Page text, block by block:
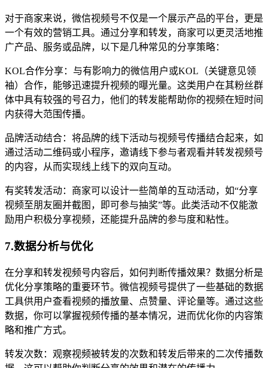
对于商家来说，微信视频号不仅是一个展示产品的平台，更是
一个有效的营销工具。通过分享和转发，商家可以更灵活地推
广产品、服务或品牌，以下是几种常见的分享策略：
KOL合作分享：与有影响力的微信用户或KOL（关键意见领
袖）合作，能够迅速提升视频的曝光量。这类用户在其粉丝群
体中具有较强的号召力，他们的转发能帮助你的视频在短时间
内获得大范围传播。
品牌活动结合：将品牌的线下活动与视频号传播结合起来，如
通过活动二维码或小程序，邀请线下参与者观看并转发视频号
的内容，从而实现线上线下的双向互动。
有奖转发活动：商家可以设计一些简单的互动活动，如“分享
视频至朋友圈并截图，即可参与抽奖”等。此类活动不仅能激
励用户积极分享视频，还能提升品牌的参与度和粘性。
7.数据分析与优化
在分享和转发视频号内容后，如何判断传播效果？数据分析是
优化分享策略的重要环节。微信视频号提供了一些基础的数据
工具供用户查看视频的播放量、点赞量、评论量等。通过这些
数据，你可以掌握视频传播的基本情况，进而优化你的内容策
略和推广方式。
转发次数：观察视频被转发的次数和转发后带来的二次传播数